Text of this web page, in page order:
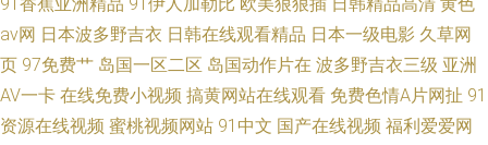
av网 日本波多野吉衣 日韩在线观看精品 日本一级电影 久草网
页 97免费艹 岛国一区二区 岛国动作片在 波多野吉衣三级 亚洲
AV一卡 在线免费小视频 搞黄网站在线观看 免费色情A片网扯 91
资源在线视频 蜜桃视频网站 91中文 国产在线视频 福利爱爱网